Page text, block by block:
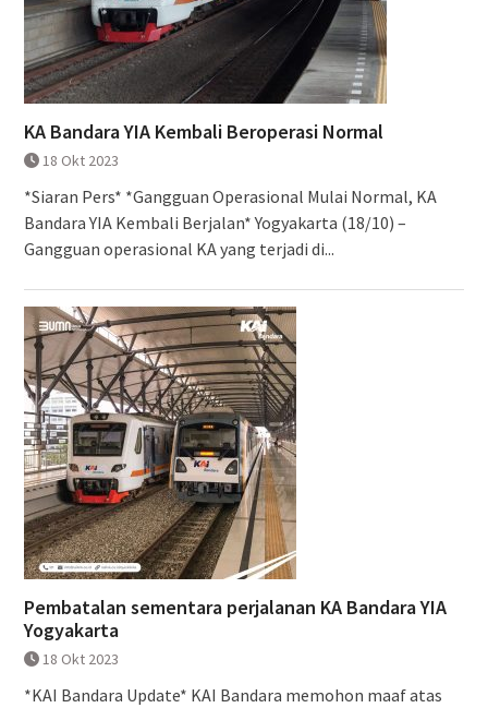
KA Bandara YIA Kembali Beroperasi Normal
18 Okt 2023
*Siaran Pers* *Gangguan Operasional Mulai Normal, KA
Bandara YIA Kembali Berjalan* Yogyakarta (18/10) –
Gangguan operasional KA yang terjadi di...
Pembatalan sementara perjalanan KA Bandara YIA
Yogyakarta
18 Okt 2023
*KAI Bandara Update* KAI Bandara memohon maaf atas